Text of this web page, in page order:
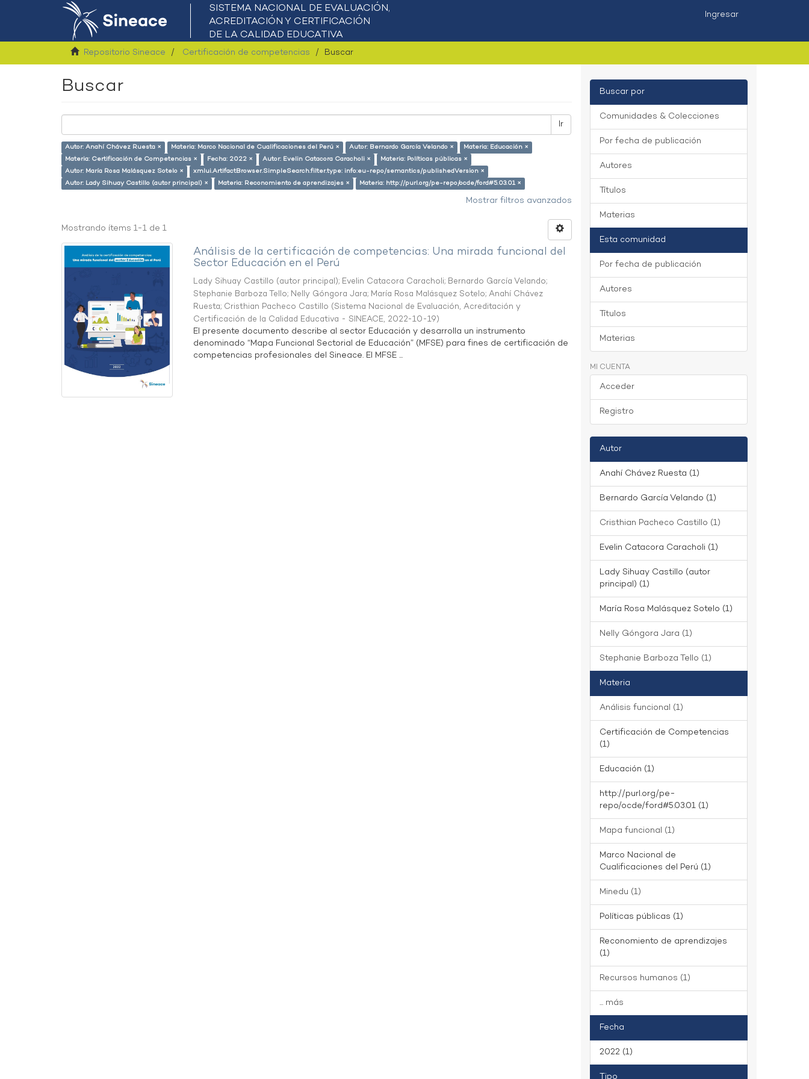
Ingresar
Repositorio Sineace Certificación de competencias Buscar
Buscar
Ir
Autor: Anahí Chávez Ruesta × Materia: Marco Nacional de Cualificaciones del Perú × Autor: Bernardo García Velando ×
Materia: Educación ×
Materia: Certificación de Competencias ×
Fecha: 2022 × Autor: Evelin Catacora Caracholi ×
Materia: Políticas públicas ×
Autor: María Rosa Malásquez Sotelo ×
xmlui.ArtifactBrowser.SimpleSearch.filter.type: info:eu-repo/semantics/publishedVersion ×
Autor: Lady Sihuay Castillo (autor principal) ×
Materia: Reconomiento de aprendizajes × Materia: http://purl.org/pe-repo/ocde/ford#5.03.01 ×
Mostrar filtros avanzados
Mostrando ítems 1-1 de 1
Análisis de la certificación de competencias: Una mirada funcional del
Sector Educación en el Perú
Lady Sihuay Castillo (autor principal); Evelin Catacora Caracholi; Bernardo García Velando;
Stephanie Barboza Tello; Nelly Góngora Jara; María Rosa Malásquez Sotelo;Anahí Chávez
Ruesta; Cristhian Pacheco Castillo (Sistema Nacional de Evaluación, Acreditación y
Certificación de la Calidad Educativa - SINEACE, 2022-10-19)
El presente documento describe al sector Educación y desarrolla un instrumento
denominado “Mapa Funcional Sectorial de Educación” (MFSE) para fines de certificación de
competencias profesionales del Sineace. El MFSE ...
Buscar por
Comunidades & Colecciones
Por fecha de publicación
Autores
Títulos
Materias
Esta comunidad
Por fecha de publicación
Autores
Títulos
Materias
MI CUENTA
Acceder
Registro
Autor
Anahí Chávez Ruesta (1)
Bernardo García Velando (1)
Cristhian Pacheco Castillo (1)
Evelin Catacora Caracholi (1)
Lady Sihuay Castillo (autor
principal) (1)
María Rosa Malásquez Sotelo (1)
Nelly Góngora Jara (1)
Stephanie Barboza Tello (1)
Materia
Análisis funcional (1)
Certificación de Competencias
(1)
Educación (1)
http://purl.org/pe-
repo/ocde/ford#5.03.01 (1)
Mapa funcional (1)
Marco Nacional de
Cualificaciones del Perú (1)
Minedu (1)
Políticas públicas (1)
Reconomiento de aprendizajes
(1)
Recursos humanos (1)
... más
Fecha
2022 (1)